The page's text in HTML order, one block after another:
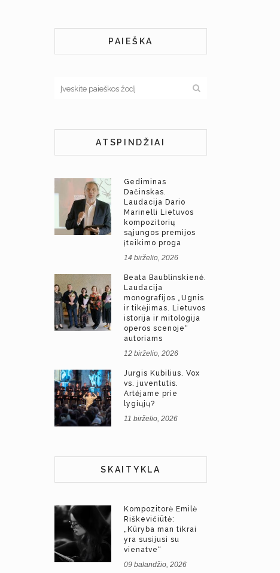
PAIEŠKA
ATSPINDŽIAI
Gediminas
Dačinskas.
Laudacija Dario
Marinelli Lietuvos
kompozitorių
sąjungos premijos
įteikimo proga
14 birželio, 2026
Beata Baublinskienė.
Laudacija
monografijos „Ugnis
ir tikėjimas. Lietuvos
istorija ir mitologija
operos scenoje“
autoriams
12 birželio, 2026
Jurgis Kubilius. Vox
vs. juventutis.
Artėjame prie
lygiųjų?
11 birželio, 2026
SKAITYKLA
Kompozitorė Emilė
Riškevičiūtė:
„Kūryba man tikrai
yra susijusi su
vienatve“
09 balandžio, 2026